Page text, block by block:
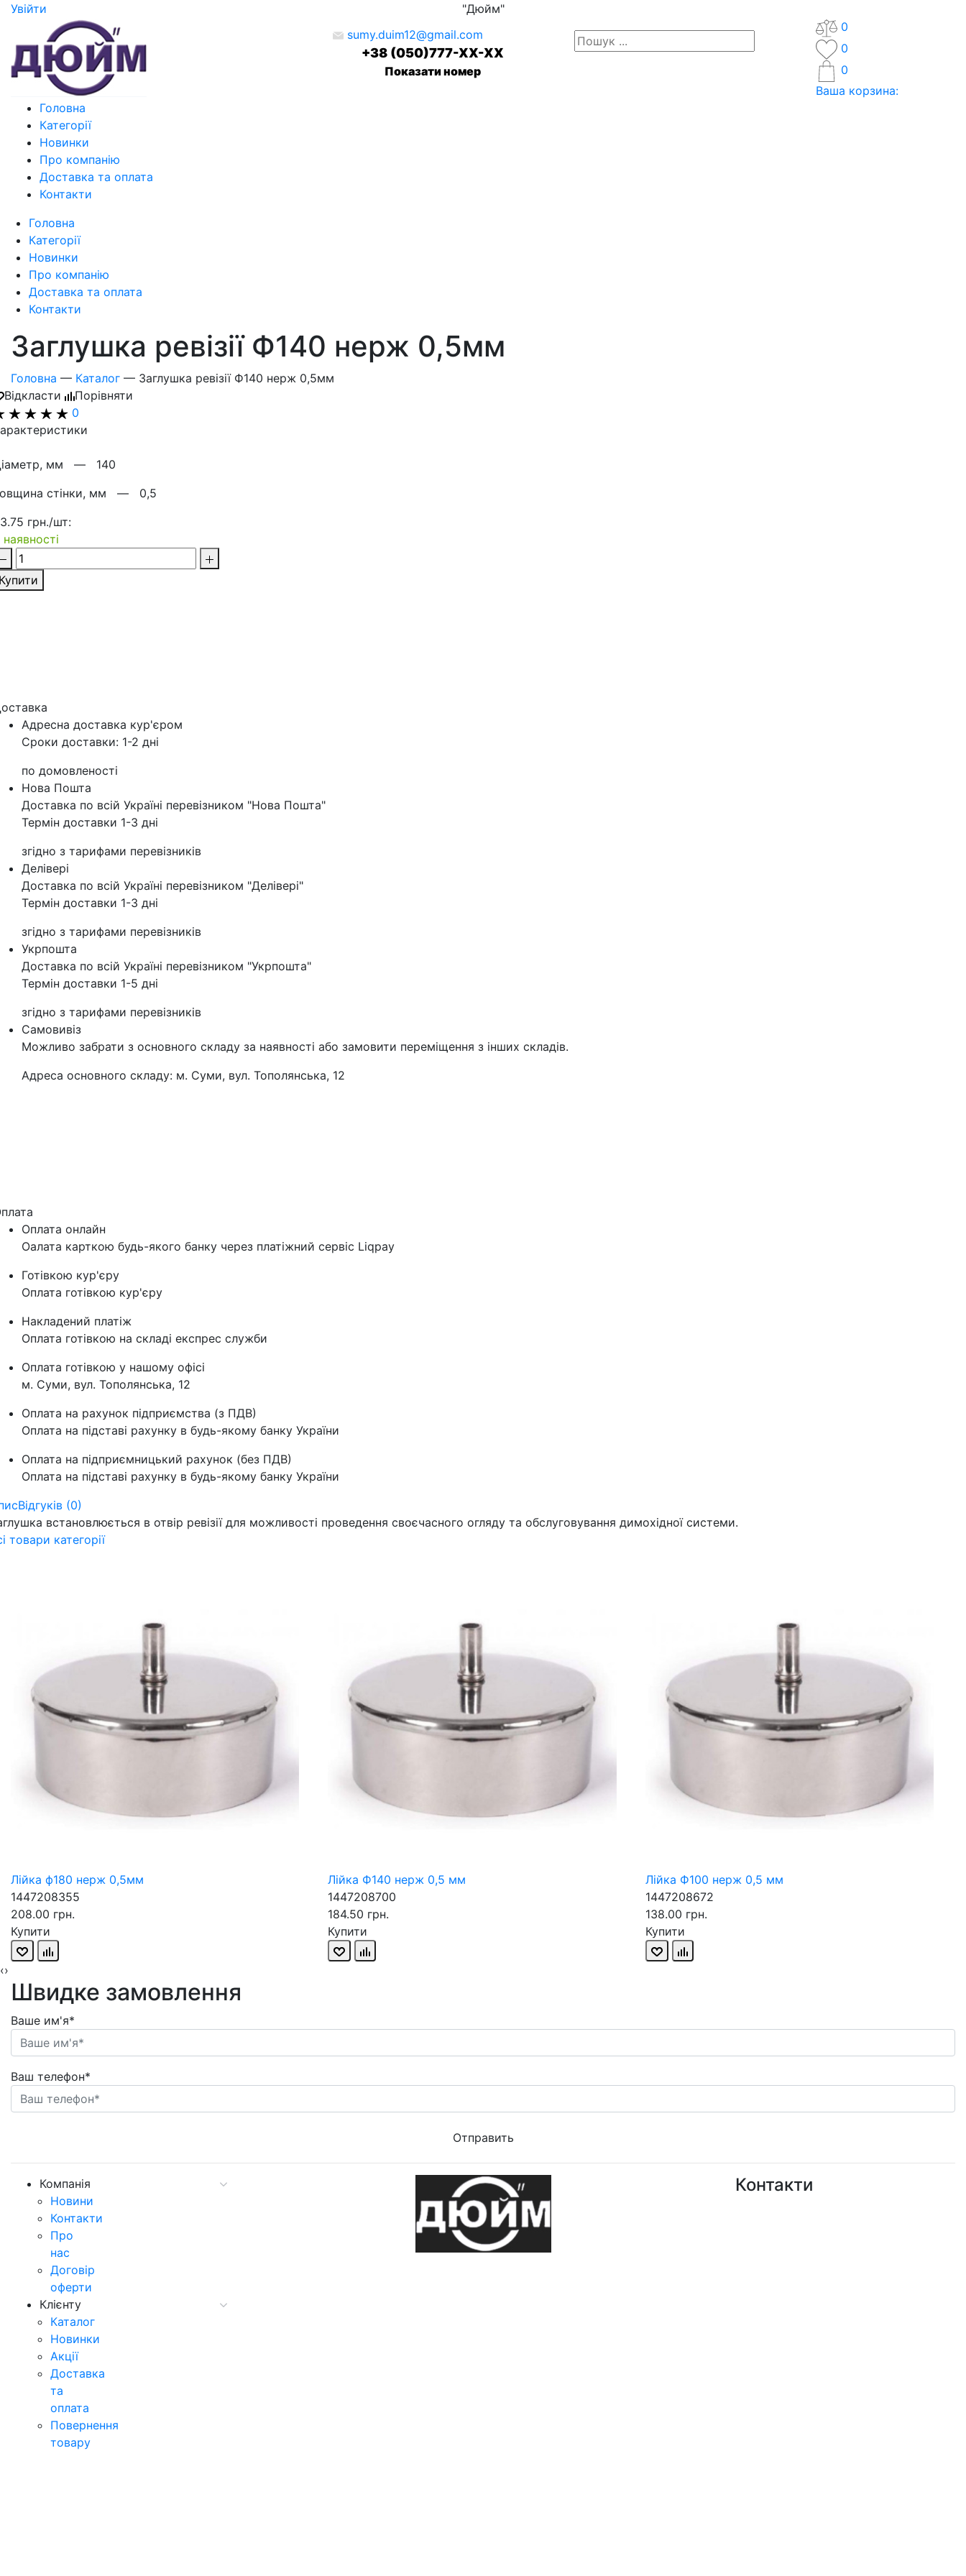
Увiйти
"Дюйм"
sumy.duim12@gmail.com
+38 (050)777-XX-XX
Показати номер
0
0
0
Ваша корзина:
Головна
Категорії
Новинки
Про компанію
Доставка та оплата
Контакти
Головна
Категорії
Новинки
Про компанію
Доставка та оплата
Контакти
Заглушка ревізії Ф140 нерж 0,5мм
Головна — Каталог — Заглушка ревізії Ф140 нерж 0,5мм
Відкласти
Порівняти
0
мм — 140
стінки, мм — 0,5
грн./шт:
Адресна доставка кур'‎єром
Сроки доставки: 1-2 дні
по домовленості
Нова Пошта
Доставка по всій Україні перевізником "Нова Пошта"
Термін доставки 1-3 дні
згідно з тарифами перевізників
Делівері
Доставка по всій Україні перевізником "Делівері"
Термін доставки 1-3 дні
згідно з тарифами перевізників
Укрпошта
Доставка по всій Україні перевізником "Укрпошта"
Термін доставки 1-5 дні
згідно з тарифами перевізників
Самовивіз
Можливо забрати з основного складу за наявності або замовити переміщення з інших складів.
Адреса основного складу: м. Суми, вул. Тополянська, 12
Оплата онлайн
Оалата карткою будь-якого банку через платіжний сервіс Liqpay
Готівкою кур'єру
Оплата готівкою кур'єру
Накладений платіж
Оплата готівкою на складі експрес служби
Оплата готівкою у нашому офісі
м. Суми, вул. Тополянська, 12
Оплата на рахунок підприємства (з ПДВ)
Оплата на підставі рахунку в будь-якому банку України
Оплата на підприємницький рахунок (без ПДВ)
Оплата на підставі рахунку в будь-якому банку України
Відгуків (0)
встановлюється в отвір ревізії для можливості проведення своєчасного огляду та обслуговування димохідної системи.
товари категорії
Лійка ф180 нерж 0,5мм
1447208355
208.00 грн.
Купити
Лійка Ф140 нерж 0,5 мм
1447208700
184.50 грн.
Купити
Лійка Ф100 нерж 0,5 мм
1447208672
138.00 грн.
Купити
‹›
Швидке замовлення
Ваше им'я*
Ваш телефон*
Компанія
Новини
Контакти
Про
нас
Договір
оферти
Клієнту
Каталог
Новинки
Акції
Доставка
та
оплата
Повернення
товару
Контакти